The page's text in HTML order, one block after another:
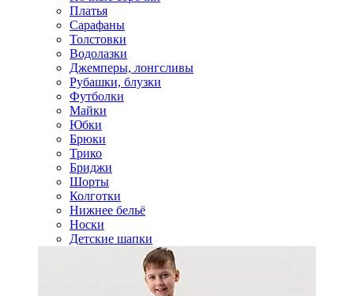
Платья
Сарафаны
Толстовки
Водолазки
Джемперы, лонгсливы
Рубашки, блузки
Футболки
Майки
Юбки
Брюки
Трико
Бриджи
Шорты
Колготки
Нижнее бельё
Носки
Детские шапки